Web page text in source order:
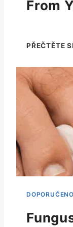
From